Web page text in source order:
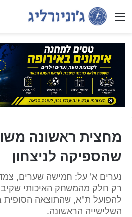
Menu
מחצית ראשונה
שהספיקה לניצחון
נערים א' על: חמישה שערים,
רק חלק מהמשחק האיכותי
להפועל ת"א, שהתוצאה הסופית
השלישייה הראשונה.